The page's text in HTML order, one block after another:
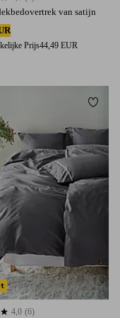
van satijn
Prijs44,49 EUR
favorieten
van 6 beoordelingen
4,0 (6)